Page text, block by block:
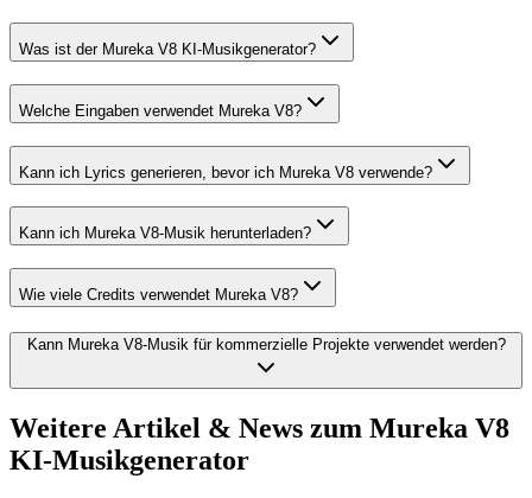
Was ist der Mureka V8 KI-Musikgenerator?
Welche Eingaben verwendet Mureka V8?
Kann ich Lyrics generieren, bevor ich Mureka V8 verwende?
Kann ich Mureka V8-Musik herunterladen?
Wie viele Credits verwendet Mureka V8?
Kann Mureka V8-Musik für kommerzielle Projekte verwendet werden?
Weitere Artikel & News zum Mureka V8
KI-Musikgenerator